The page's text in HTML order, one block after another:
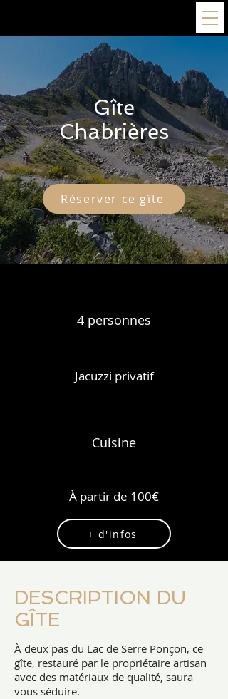
Gîte
Chabrières
Réserver ce gîte
4 personnes
Jacuzzi privatif
Cuisine
​À partir de 100€
+ d'infos
DESCRIPTION DU
GÎTE
À deux pas du Lac de Serre Ponçon, ce
gîte, restauré par le propriétaire artisan
avec des matériaux de qualité, saura
vous séduire.